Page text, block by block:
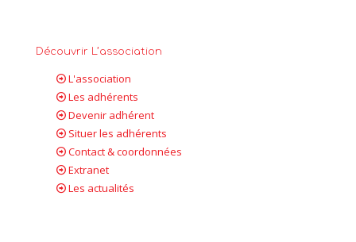
Découvrir L’association
L'association
Les adhérents
Devenir adhérent
Situer les adhérents
Contact & coordonnées
Extranet
Les actualités